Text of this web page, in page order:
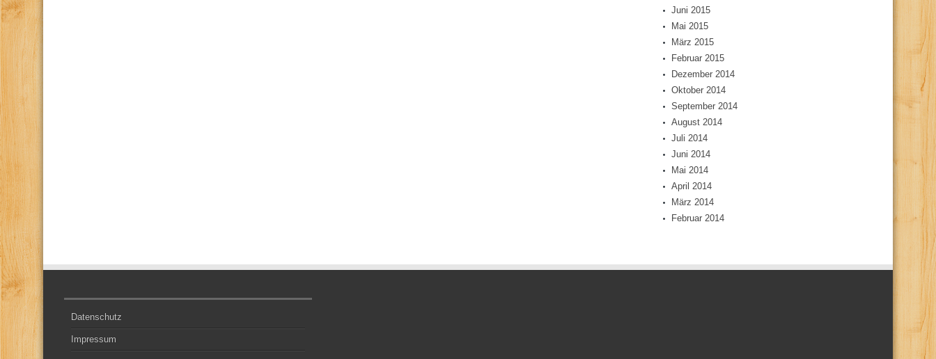
Juni 2015
Mai 2015
März 2015
Februar 2015
Dezember 2014
Oktober 2014
September 2014
August 2014
Juli 2014
Juni 2014
Mai 2014
April 2014
März 2014
Februar 2014
Datenschutz
Impressum